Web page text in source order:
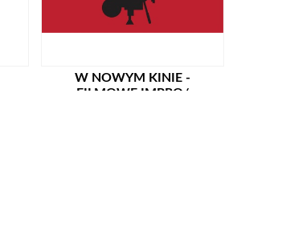
W NOWYM KINIE -
FILMOWE IMPRO/